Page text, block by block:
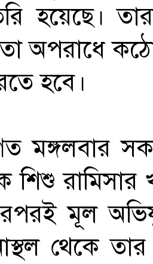
হয়েছে।
অপরাধে
হবে।
মঙ্গলবার
শিশু রামিসার
মূল
থেকে তার